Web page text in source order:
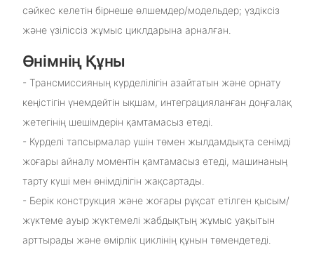
сәйкес келетін бірнеше өлшемдер/модельдер; үздіксіз
және үзіліссіз жұмыс циклдарына арналған.
Өнімнің Құны
- Трансмиссияның күрделілігін азайтатын және орнату
кеңістігін үнемдейтін ықшам, интеграцияланған доңғалақ
жетегінің шешімдерін қамтамасыз етеді.
- Күрделі тапсырмалар үшін төмен жылдамдықта сенімді
жоғары айналу моментін қамтамасыз етеді, машинаның
тарту күші мен өнімділігін жақсартады.
- Берік конструкция және жоғары рұқсат етілген қысым/
жүктеме ауыр жүктемелі жабдықтың жұмыс уақытын
арттырады және өмірлік циклінің құнын төмендетеді.